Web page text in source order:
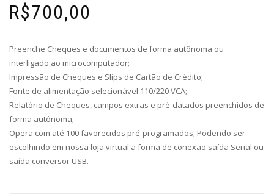
R$700,00
Preenche Cheques e documentos de forma autônoma ou
interligado ao microcomputador;
Impressão de Cheques e Slips de Cartão de Crédito;
Fonte de alimentação selecionável 110/220 VCA;
Relatório de Cheques, campos extras e pré-datados preenchidos de
forma autônoma;
Opera com até 100 favorecidos pré-programados; Podendo ser
escolhindo em nossa loja virtual a forma de conexão saída Serial ou
saída conversor USB.